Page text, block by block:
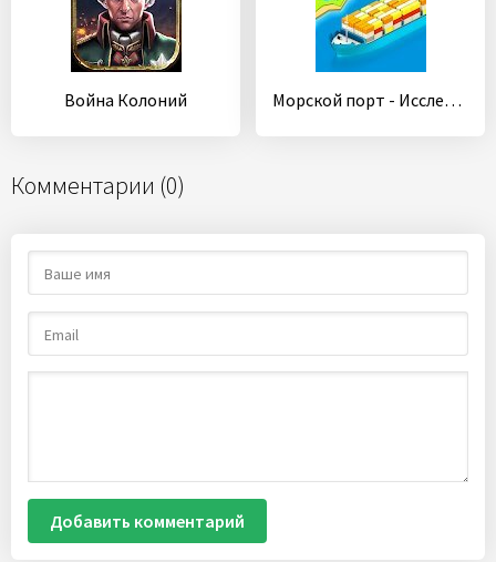
Война Колоний Морской порт - Исследуй, Собирай и Торгуй
Комментарии (0)
Добавить комментарий